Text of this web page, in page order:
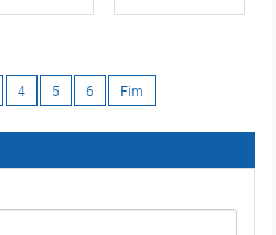
4 5 6 Fim